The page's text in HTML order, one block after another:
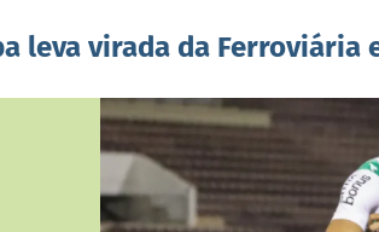
leva virada da Ferroviária